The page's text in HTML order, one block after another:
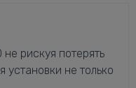
рискуя потерять
не только